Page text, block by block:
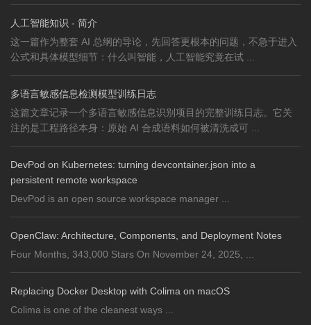
人工智能知识 - 简介
这一篇作为整套 AI 总纲的导论，先回答更根本的问题，不急于进入
公式和具体模型细节：什么叫智能，人工智能究竟在试 ...
多语言敏感信息检测模型训练日志
这篇文章记录一个多语言敏感信息识别项目的完整训练日志。它关
注的是工程路径本身：原始 AI 合成语料如何被清洗成可 ...
DevPod on Kubernetes: turning devcontainer.json into a
persistent remote workspace
DevPod is an open source workspace manager ...
OpenClaw: Architecture, Components, and Deployment Notes
Four Months, 343,000 Stars On November 24, 2025, ...
Replacing Docker Desktop with Colima on macOS
Colima is one of the cleanest ways ...